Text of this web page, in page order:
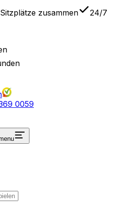
Sitzplätze zusammen
24/7
0059